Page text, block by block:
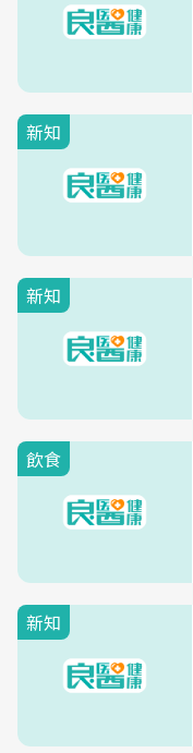
新知
新知
飲食
新知